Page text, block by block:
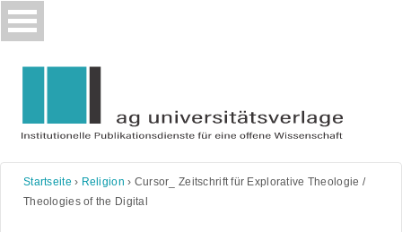
Skip
to
Startseite › Religion › Cursor_ Zeitschrift für Explorative Theologie /
Theologies of the Digital